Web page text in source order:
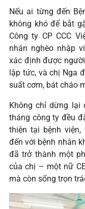
Nếu ai từng đến
không khó để bắt
Công ty CP CCC
nhân nghèo nhập
xác định được
lập tức, và chị Nga
suất cơm, bát cháo
Không chỉ dừng lại
tháng công ty đều
thiện tại bệnh
đến với bệnh nhân
đã trở thành một
của chị – một nữ
mà còn sống trọn